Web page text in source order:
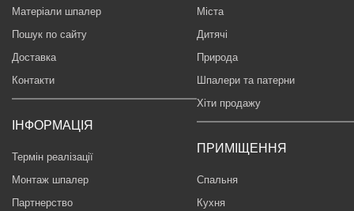
Матеріали шпалер
Пошук по сайту
Доставка
Контакти
ІНФОРМАЦІЯ
Термін реалізації
Монтаж шпалер
Партнерство
Міста
Дитячі
Природа
Шпалери та патерни
Хіти продажу
ПРИМІЩЕННЯ
Спальня
Кухня